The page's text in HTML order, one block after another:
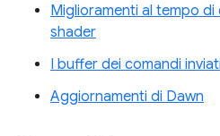
Miglioramenti al tempo di
shader
I buffer dei comandi
Aggiornamenti di Dawn